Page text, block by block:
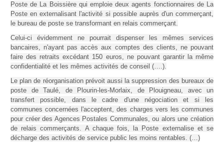
Poste de La Boissière qui emploie deux agents fonctionnaires de La
Poste en externalisant l'activité si possible auprès d'un commerçant,
le bureau de poste se transformant en relais commerçant.
Celui-ci évidemment ne pourrait dispenser les mêmes services
bancaires, n'ayant pas accès aux comptes des clients, ne pouvant
faire des retraits excédant 150 euros, ne pouvant garantir la même
confidentialité et les mêmes activités de conseil (….).
Le plan de réorganisation prévoit aussi la suppression des bureaux de
poste de Taulé, de Plourin-les-Morlaix, de Plouigneau, avec un
transfert possible, dans le cadre d'une négociation et si les
communes concernées l'acceptent, des charges vers les communes
pour créer des Agences Postales Communales, ou alors une création
de relais commerçants. A chaque fois, la Poste externalise et se
décharge des activités de service public les moins rentables. (…)